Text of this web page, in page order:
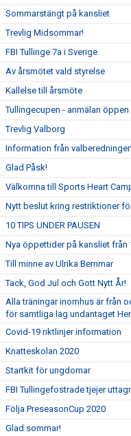
Sommarstängt på kansliet
Trevlig Midsommar!
FBI Tullinge 7a i Sverige
Av årsmötet vald styrelse
Kallelse till årsmöte
Tullingecupen - anmälan öppen
Trevlig Valborg
Information från valberedningen
Glad Påsk!
Välkomna till Sports Heart
Nytt beslut kring restriktioner
10 TIPS UNDER PAUSEN
Nya öppettider på kansliet från
Till minne av Ulrika Bernmar
Tack, God Jul och Gott Nytt År!
Alla träningar inomhus är från
för samtliga lag undantaget
Covid-19 riktlinjer information
Knatteskolan 2020
Startkit för ungdomar
FBI Tullingefostrade tjejer
Följa PreseasonCup 2020
Glad sommar!